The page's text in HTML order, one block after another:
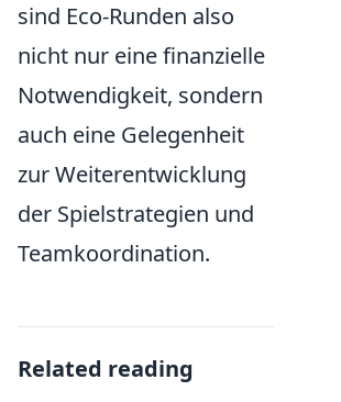
sind Eco-Runden also
nicht nur eine finanzielle
Notwendigkeit, sondern
auch eine Gelegenheit
zur Weiterentwicklung
der Spielstrategien und
Teamkoordination.
Related reading